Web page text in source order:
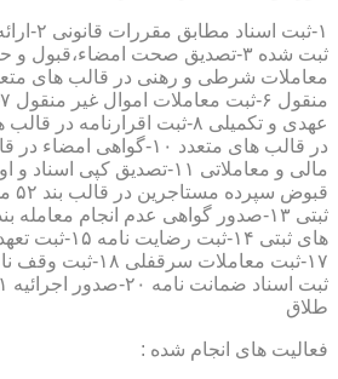
۱-ثبت
در قالب های متعدد ۱۰-
طلاق
فعالیت های انجام شده :